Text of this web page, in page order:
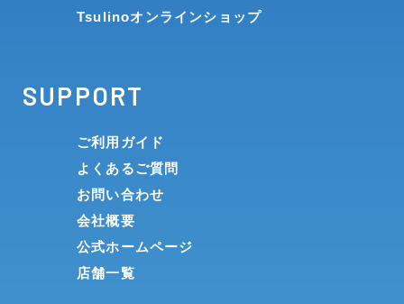
Tsulinoオンラインショップ
SUPPORT
ご利用ガイド
よくあるご質問
お問い合わせ
会社概要
公式ホームページ
店舗一覧